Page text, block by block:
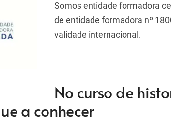
Somos entidade formadora
de entidade formadora nº
validade internacional.
No curso de
a conhecer